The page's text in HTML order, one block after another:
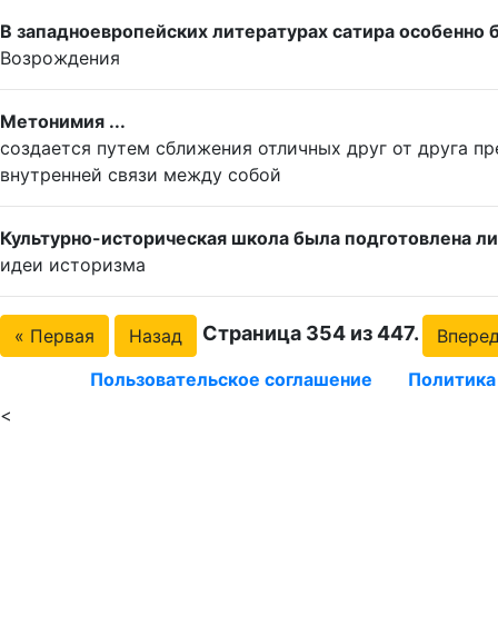
В западноевропейских литературах сатира
Возрождения
Метонимия ...
создается путем сближения отличных друг от друга
внутренней связи между собой
Культурно-историческая школа была подготовлена
идеи историзма
« Первая Назад Страница 354 из 447.
Пользовательское соглашение
<